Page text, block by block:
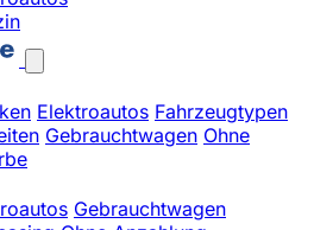
Elektroautos Fahrzeugtypen
Gebrauchtwagen Ohne
Gebrauchtwagen